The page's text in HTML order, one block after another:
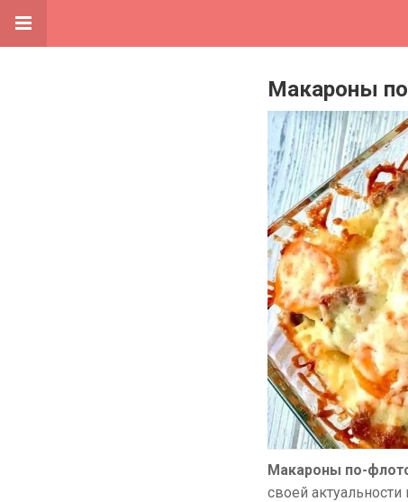
Макароны
Макароны по-
своей